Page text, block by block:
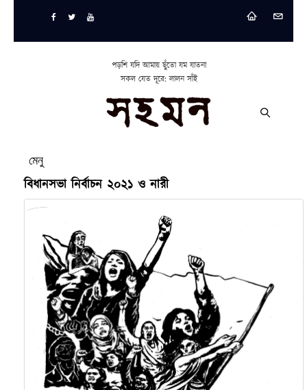
পড়শি যদি আমায় ছুঁতো যম যাতনা
সকল যেত দূরে: লালন সাঁই
মেনু
বিধানসভা নির্বাচন ২০২১ ও নারী